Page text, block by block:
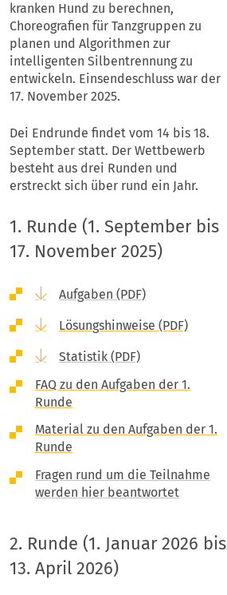
kranken Hund zu berechnen,
Choreografien für Tanzgruppen zu
planen und Algorithmen zur
intelligenten Silbentrennung zu
entwickeln. Einsendeschluss war der
17. November 2025.
Dei Endrunde findet vom 14 bis 18.
September statt. Der Wettbewerb
besteht aus drei Runden und
erstreckt sich über rund ein Jahr.
1. Runde (1. September bis
17. November 2025)
Aufgaben (PDF)
Lösungshinweise (PDF)
Statistik (PDF)
FAQ zu den Aufgaben der 1.
Runde
Material zu den Aufgaben der 1.
Runde
Fragen rund um die Teilnahme
werden hier beantwortet
2. Runde (1. Januar 2026 bis
13. April 2026)